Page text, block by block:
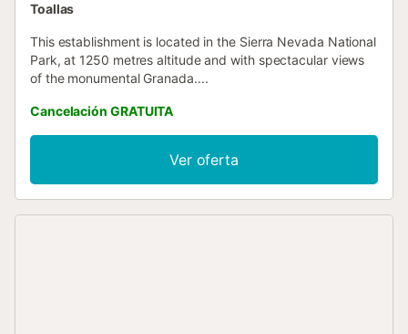
Toallas
This establishment is located in the Sierra Nevada National
Park, at 1250 metres altitude and with spectacular views
of the monumental Granada....
Cancelación GRATUITA
Ver oferta